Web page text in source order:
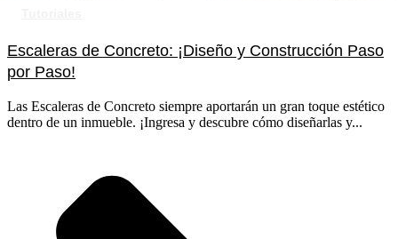
Escaleras de Concreto: ¡Diseño y Construcción Paso
por Paso!
Las Escaleras de Concreto siempre aportarán un gran toque estético
dentro de un inmueble. ¡Ingresa y descubre cómo diseñarlas y...